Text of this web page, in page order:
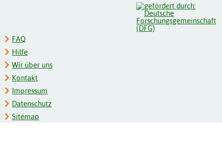
FAQ
Hilfe
Wir über uns
Kontakt
Impressum
Datenschutz
Sitemap